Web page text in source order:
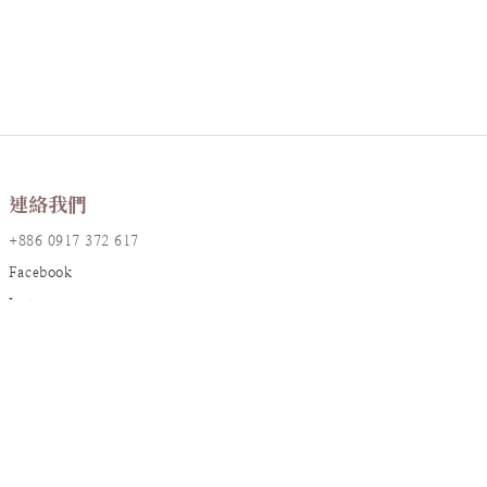
連絡我們
+886 0917 372 617
Facebook
Instagram